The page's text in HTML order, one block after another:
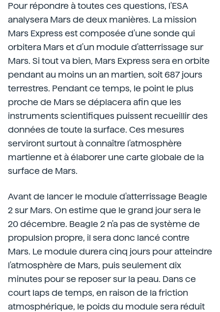
Pour répondre à toutes ces questions, l'ESA
analysera Mars de deux manières. La mission
Mars Express est composée d'une sonde qui
orbitera Mars et d'un module d'atterrissage sur
Mars. Si tout va bien, Mars Express sera en orbite
pendant au moins un an martien, soit 687 jours
terrestres. Pendant ce temps, le point le plus
proche de Mars se déplacera afin que les
instruments scientifiques puissent recueillir des
données de toute la surface. Ces mesures
serviront surtout à connaître l'atmosphère
martienne et à élaborer une carte globale de la
surface de Mars.
Avant de lancer le module d'atterrissage Beagle
2 sur Mars. On estime que le grand jour sera le
20 décembre. Beagle 2 n'a pas de système de
propulsion propre, il sera donc lancé contre
Mars. Le module durera cinq jours pour atteindre
l'atmosphère de Mars, puis seulement dix
minutes pour se reposer sur la peau. Dans ce
court laps de temps, en raison de la friction
atmosphérique, le poids du module sera réduit